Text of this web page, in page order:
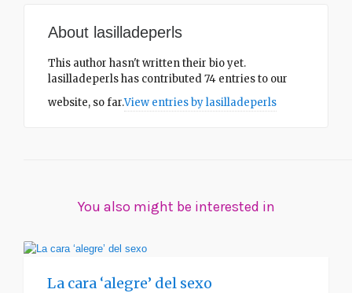
About lasilladeperls
This author hasn't written their bio yet.
lasilladeperlshas contributed 74 entries to our
website, so far.View entries bylasilladeperls
You also might be interested in
La cara ‘alegre’ del sexo